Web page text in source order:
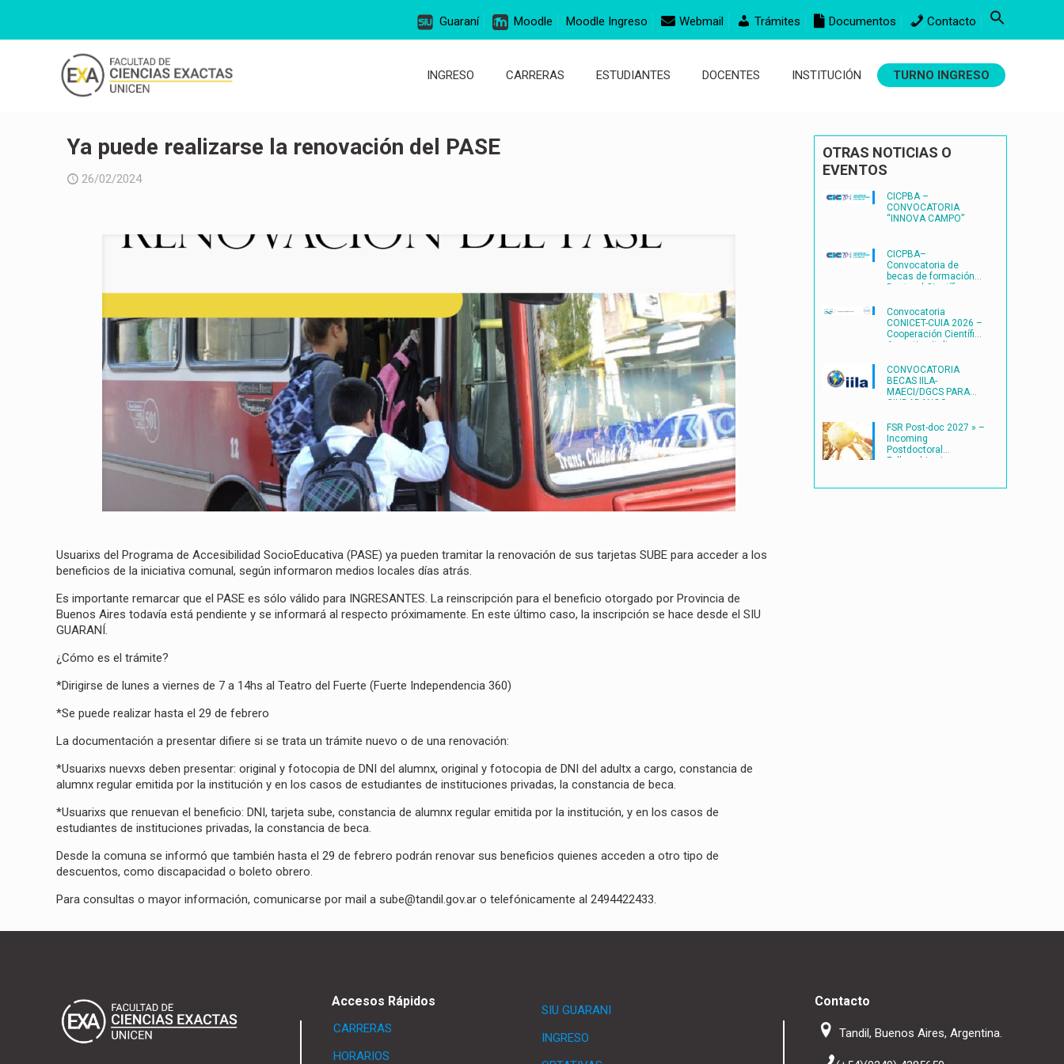
Guaraní Moodle Moodle Ingreso Webmail Trámites Documentos Contacto
INGRESO CARRERAS ESTUDIANTES DOCENTES INSTITUCIÓN TURNO INGRESO
Ya puede realizarse la renovación del PASE
26/02/2024
Usuarixs del Programa de Accesibilidad SocioEducativa (PASE) ya pueden tramitar la renovación de sus tarjetas SUBE para acceder a los
beneficios de la iniciativa comunal, según informaron medios locales días atrás.
Es importante remarcar que el PASE es sólo válido para INGRESANTES. La reinscripción para el beneficio otorgado por Provincia de
Buenos Aires todavía está pendiente y se informará al respecto próximamente. En este último caso, la inscripción se hace desde el SIU
GUARANÍ.
¿Cómo es el trámite?
*Dirigirse de lunes a viernes de 7 a 14hs al Teatro del Fuerte (Fuerte Independencia 360)
*Se puede realizar hasta el 29 de febrero
La documentación a presentar difiere si se trata un trámite nuevo o de una renovación:
*Usuarixs nuevxs deben presentar: original y fotocopia de DNI del alumnx, original y fotocopia de DNI del adultx a cargo, constancia de
alumnx regular emitida por la institución y en los casos de estudiantes de instituciones privadas, la constancia de beca.
*Usuarixs que renuevan el beneficio: DNI, tarjeta sube, constancia de alumnx regular emitida por la institución, y en los casos de
estudiantes de instituciones privadas, la constancia de beca.
Desde la comuna se informó que también hasta el 29 de febrero podrán renovar sus beneficios quienes acceden a otro tipo de
descuentos, como discapacidad o boleto obrero.
Para consultas o mayor información, comunicarse por mail a sube@tandil.gov.ar o telefónicamente al 2494422433.
OTRAS NOTICIAS O
EVENTOS
CICPBA –
CONVOCATORIA
“INNOVA CAMPO”
CICPBA–
Convocatoria de
becas de formación
Doctoral Científico-
FORMACIÓN
DOCTORAL
CIENTÍFICO-
TECNOLÓGICAS2027
Convocatoria
CONICET-CUIA 2026 –
Cooperación Científica
Argentina-Italia
CONVOCATORIA
BECAS IILA-
MAECI/DGCS PARA
CIUDADANOS
(2027) en ITALIA
FSR Post-doc 2027 » –
Incoming
Postdoctoral
Fellowships |
Accesos Rápidos
CARRERAS
HORARIOS
SIU GUARANI
INGRESO
Contacto
Tandil, Buenos Aires, Argentina.